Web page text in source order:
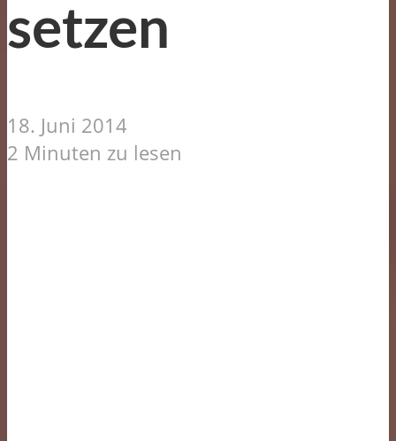
setzen
18. Juni 2014
2 Minuten zu lesen